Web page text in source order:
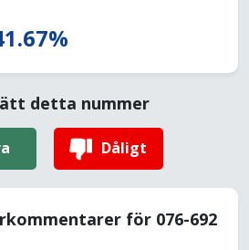
detta nummer
Dåligt
för 076-692